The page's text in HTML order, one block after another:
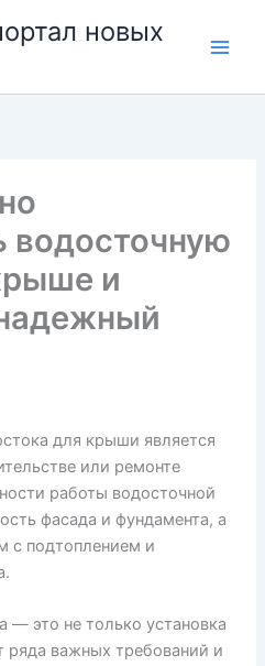
новых
водосточную
и
для крыши является
или ремонте
работы водосточной
фасада и фундамента, а
с подтоплением и
— это не только установка
ряда важных требований и